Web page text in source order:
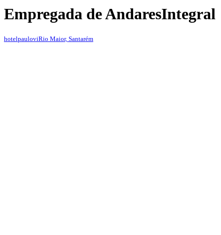
Empregada de AndaresIntegral
hotelpauloviRio Maior, Santarém